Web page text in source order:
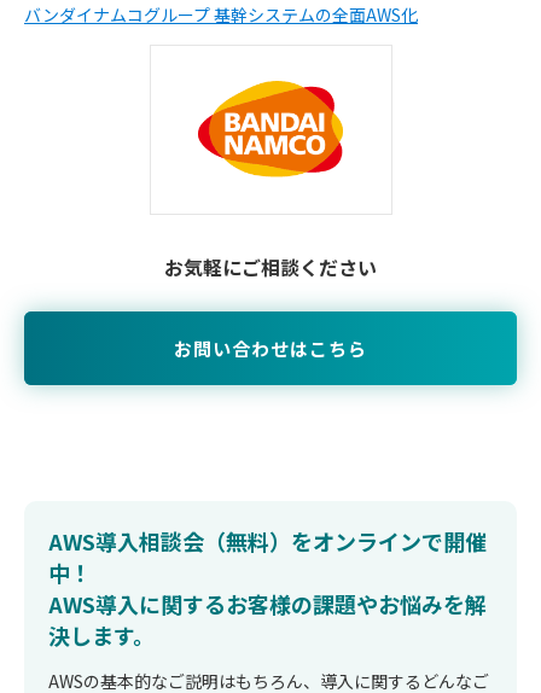
バンダイナムコグループ 基幹システムの全面AWS化
お気軽にご相談ください
お問い合わせはこちら
AWS導入相談会（無料）をオンラインで開催
中！
AWS導入に関するお客様の課題やお悩みを解
決します。
AWSの基本的なご説明はもちろん、導入に関するどんなご